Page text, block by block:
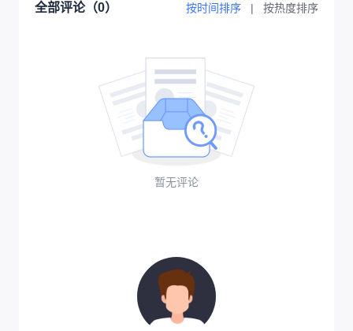
全部评论（0） 按时间排序 | 按热度排序
暂无评论